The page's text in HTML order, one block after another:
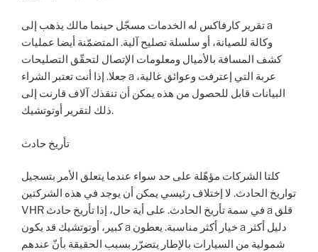
تقرير كارفاكس له الخدمات مسجّل حينما مالك يذهب إلى a
وكالة للصيانة، أو سلسلة تصليح آلية. المتضمّنة أيضا عمليات
كشف المسافة بالأميال ومعلومات الإتصال لتحقّق التصليحات
جعلا. إذا أنت تعتبر الشراء a عربة التي إعترفت وعوائق غالية،
البيانات قابل للحصول من هذه يمكن أن تنقذك آلاف قارنت إلى
ذلك لتقرير أوتوتشيك.
تأريخ حادث
كلتا الشركات مؤهّلة على حد سواء عندما يتعلق الأمر بتسجيل
تواريخ الحادث. لا إختلاف رئيسي يمكن أن يوجد في هذه الشركتين
VHR في سمة تأريخ الحادث. على أية حال، إذا تأريخ حادث a قلق
كبير، أوتوتشيك قد يكون a خيار أكثر مناسبة. يعطون a دليل أكثر
شمولية من السيارات بالإطار يتضرّر بسبب الحقيقة بأنّ عندهم